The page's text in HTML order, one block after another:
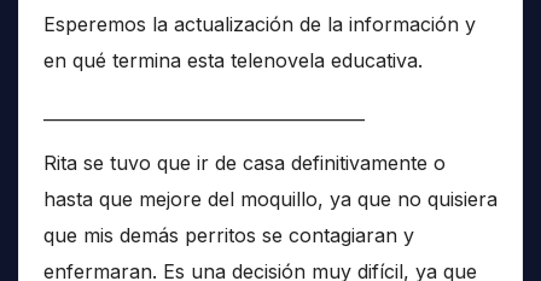
Esperemos la actualización de la información y
en qué termina esta telenovela educativa.
Rita se tuvo que ir de casa definitivamente o
hasta que mejore del moquillo, ya que no quisiera
que mis demás perritos se contagiaran y
enfermaran. Es una decisión muy difícil, ya que